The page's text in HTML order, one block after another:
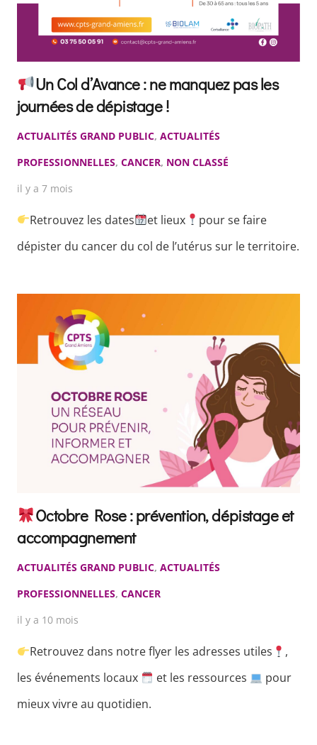
Un Col d’Avance : ne manquez pas les
journées de dépistage !
ACTUALITÉS GRAND PUBLIC, ACTUALITÉS
PROFESSIONNELLES, CANCER, NON CLASSÉ
il y a 7 mois
Retrouvez les dates et lieux
pour se faire
dépister du cancer du col de l’utérus sur le territoire.
Octobre Rose : prévention, dépistage et
accompagnement
ACTUALITÉS GRAND PUBLIC, ACTUALITÉS
PROFESSIONNELLES, CANCER
il y a 10 mois
Retrouvez dans notre flyer les adresses utiles
,
les événements locaux
et les ressources
pour
mieux vivre au quotidien.